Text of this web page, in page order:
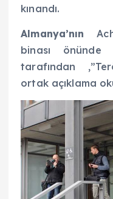
kınandı.
Almanya’nın
binası
tarafından
ortak açıklama